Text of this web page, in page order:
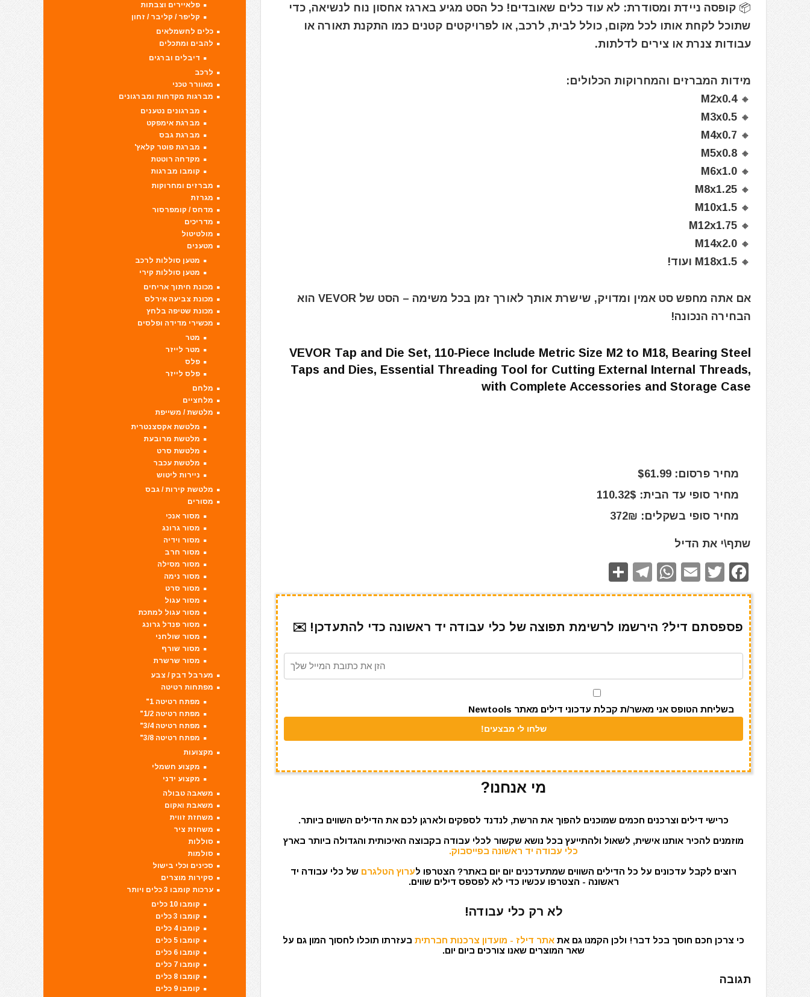
📦 קופסה ניידת ומסודרת: לא עוד כלים שאובדים! כל הסט מגיע בארגז אחסון נוח לנשיאה, כדי
שתוכל לקחת אותו לכל מקום, כולל לבית, לרכב, או לפרויקטים קטנים כמו התקנת תאורה או
עבודות צנרת או צירים לדלתות.
מידות המברזים והמחרוקות הכלולים:
🔸 M2x0.4
🔸 M3x0.5
🔸 M4x0.7
🔸 M5x0.8
🔸 M6x1.0
🔸 M8x1.25
🔸 M10x1.5
🔸 M12x1.75
🔸 M14x2.0
🔸 M18x1.5 ועוד!
אם אתה מחפש סט אמין ומדויק, שישרת אותך לאורך זמן בכל משימה – הסט של VEVOR הוא
הבחירה הנכונה!
VEVOR Tap and Die Set, 110-Piece Include Metric Size M2 to M18, Bearing Steel
Taps and Dies, Essential Threading Tool for Cutting External Internal Threads,
with Complete Accessories and Storage Case
מחיר פרסום: $61.99
מחיר סופי עד הבית: 110.32$
מחיר סופי בשקלים: 372₪
שתף\י את הדיל
F
a
e
b
k
T
w
te
r
E
m
l
W
h
s
A
T
el
gr
a
h
e
פספסתם דיל? הירשמו לרשימת תפוצה של כלי עבודה יד ראשונה כדי להתעדכן! ✉️
בשליחת הטופס אני מאשר/ת קבלת עדכוני דילים מאתר Newtools
מי אנחנו?
כרישי דילים וצרכנים חכמים שמוכנים להפוך את הרשת, לנדנד לספקים ולארגן לכם את הדילים השווים ביותר.
מוזמנים להכיר אותנו אישית, לשאול ולהתייעץ בכל נושא שקשור לכלי עבודה בקבוצה האיכותית והגדולה ביותר בארץ
כלי עבודה יד ראשונה בפייסבוק.
רוצים לקבל עדכונים על כל הדילים השווים שמתעדכנים יום יום באתר? הצטרפו לערוץ הטלגרם של כלי עבודה יד
ראשונה - הצטרפו עכשיו כדי לא לפספס דילים שווים.
לא רק כלי עבודה!
כי צרכן חכם חוסך בכל דבר! ולכן הקמנו גם את אתר דילז - מועדון צרכנות חברתית בעזרתו תוכלו לחסוך המון גם על
שאר המוצרים שאנו צורכים ביום יום.
תגובה
פלאיירים וצבתות
קליפר / קליבר / זחון
כלים לחשמלאים
להבים ומתכלים
דיבלים וברגים
לרכב
מאוורר טכני
מברגות מקדחות ומברגונים
מברגונים נטענים
מברגת אימפקט
מברגת גבס
מברגת פוטר קלאץ'
מקדחה רוטטת
קומבו מברגות
מברזים ומחרוקות
מגרזת
מדחס / קומפרסור
מדריכים
מולטיטול
מטענים
מטען סוללות לרכב
מטען סוללות קירי
מכונת חיתוך אריחים
מכונת צביעה אירלס
מכונת שטיפה בלחץ
מכשירי מדידה ופלסים
מטר
מטר לייזר
פלס
פלס לייזר
מלחם
מלחציים
מלטשת / משייפת
מלטשת אקסצנטרית
מלטשת מרובעת
מלטשת סרט
מלטשת עכבר
ניירות ליטוש
מלטשת קירות / גבס
מסורים
מסור אנכי
מסור גרונג
מסור וידיה
מסור חרב
מסור מסילה
מסור נימה
מסור סרט
מסור עגול
מסור עגול למתכת
מסור פנדל גרונג
מסור שולחני
מסור שורף
מסור שרשרת
מערבל דבק / צבע
מפתחות רטיטה
מפתח רטיטה 1"
מפתח רטיטה 1/2"
מפתח רטיטה 3/4"
מפתח רטיטה 3/8"
מקצועות
מקצוע חשמלי
מקצוע ידני
משאבה טבולה
משאבת ואקום
משחזת זווית
משחזת ציר
סוללות
סולמות
סכינים וכלי בישול
סקירות מוצרים
ערכות קומבו 3 כלים ויותר
קומבו 10 כלים
קומבו 3 כלים
קומבו 4 כלים
קומבו 5 כלים
קומבו 6 כלים
קומבו 7 כלים
קומבו 8 כלים
קומבו 9 כלים